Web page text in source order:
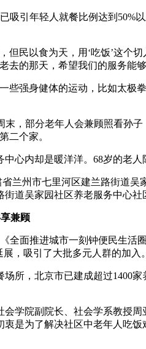
引年轻人就餐比例达到50%
民以食为天，用‘吃饭’这个
去的那天，希望我们的服务能
强身健体的运动，比如太极
，部分老年人会兼顾照看孙子
二个家。
内却是暖洋洋。68岁的老人
街道吴家园社区养老服务中心
兼顾
面推进城市一刻钟便民生活
，吸引了大批多元人群的加入。
，北京市已建成超过1400家
院副院长、社会学系教授周
是为了解决社区中老年人吃